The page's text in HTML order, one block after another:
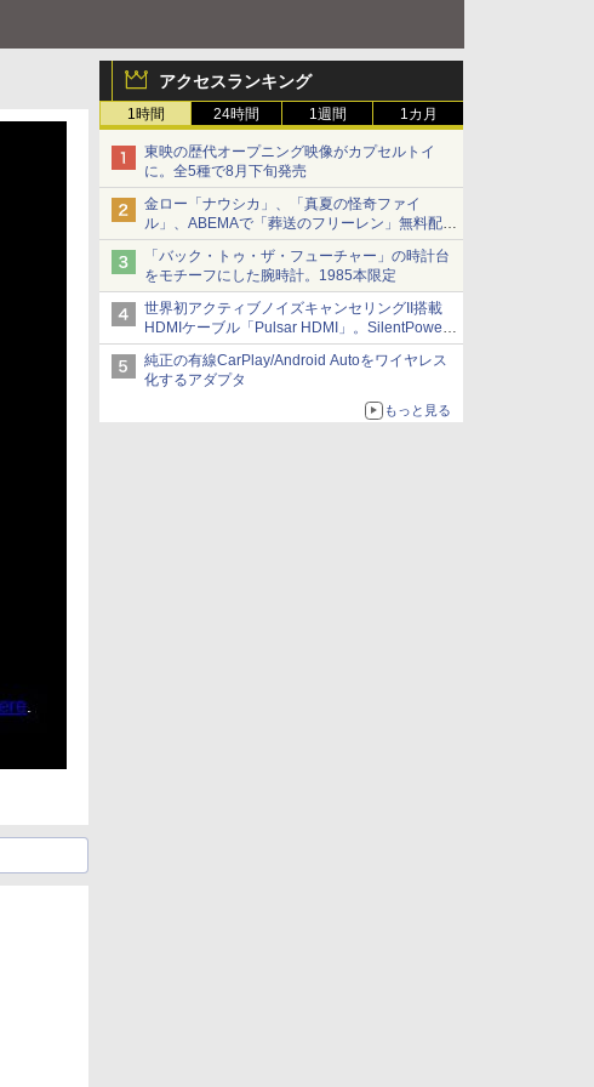
アクセスランキング
1時間 24時間 1週間 1カ月
東映の歴代オープニング映像がカプセルトイ
に。全5種で8月下旬発売
金ロー「ナウシカ」、「真夏の怪奇ファイ
ル」、ABEMAで「葬送のフリーレン」無料配信
など。夏の特番・配信情報
「バック・トゥ・ザ・フューチャー」の時計台
をモチーフにした腕時計。1985本限定
世界初アクティブノイズキャンセリングII搭載
HDMIケーブル「Pulsar HDMI」。SilentPower
から
純正の有線CarPlay/Android Autoをワイヤレス
化するアダプタ
もっと見る